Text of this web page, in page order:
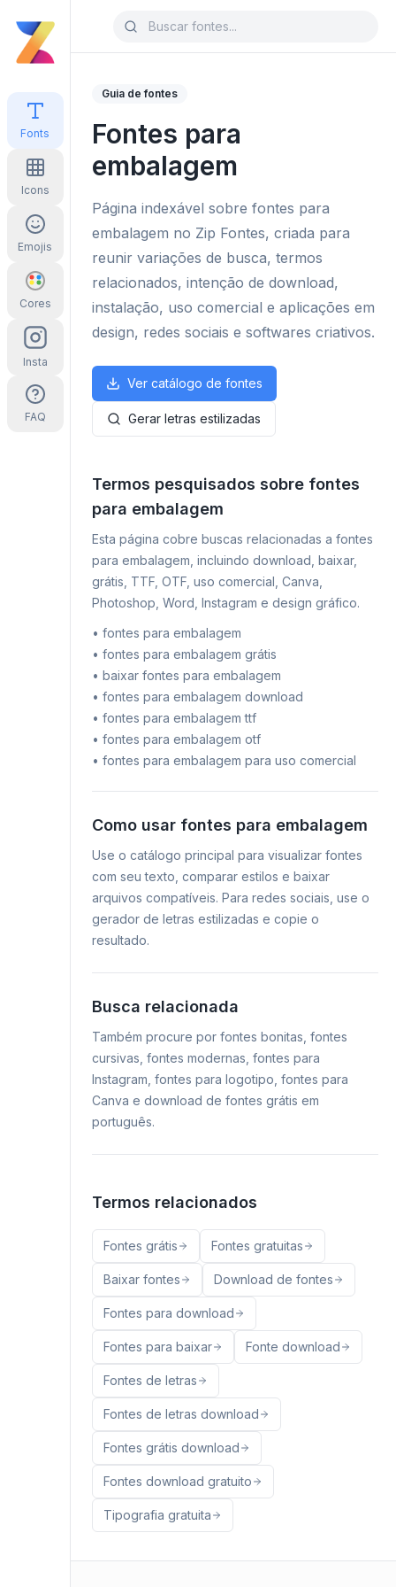
Fonts
Icons
Emojis
Cores
Insta
FAQ
Guia de fontes
Fontes para
embalagem
Página indexável sobre fontes para
embalagem no Zip Fontes, criada para
reunir variações de busca, termos
relacionados, intenção de download,
instalação, uso comercial e aplicações em
design, redes sociais e softwares criativos.
Ver catálogo de fontes
Gerar letras estilizadas
Termos pesquisados sobre fontes
para embalagem
Esta página cobre buscas relacionadas a fontes
para embalagem, incluindo download, baixar,
grátis, TTF, OTF, uso comercial, Canva,
Photoshop, Word, Instagram e design gráfico.
• fontes para embalagem
• fontes para embalagem grátis
• baixar fontes para embalagem
• fontes para embalagem download
• fontes para embalagem ttf
• fontes para embalagem otf
• fontes para embalagem para uso comercial
Como usar fontes para embalagem
Use o catálogo principal para visualizar fontes
com seu texto, comparar estilos e baixar
arquivos compatíveis. Para redes sociais, use o
gerador de letras estilizadas e copie o
resultado.
Busca relacionada
Também procure por fontes bonitas, fontes
cursivas, fontes modernas, fontes para
Instagram, fontes para logotipo, fontes para
Canva e download de fontes grátis em
português.
Termos relacionados
Fontes grátis Fontes gratuitas
Baixar fontes Download de fontes
Fontes para download
Fontes para baixar Fonte download
Fontes de letras
Fontes de letras download
Fontes grátis download
Fontes download gratuito
Tipografia gratuita